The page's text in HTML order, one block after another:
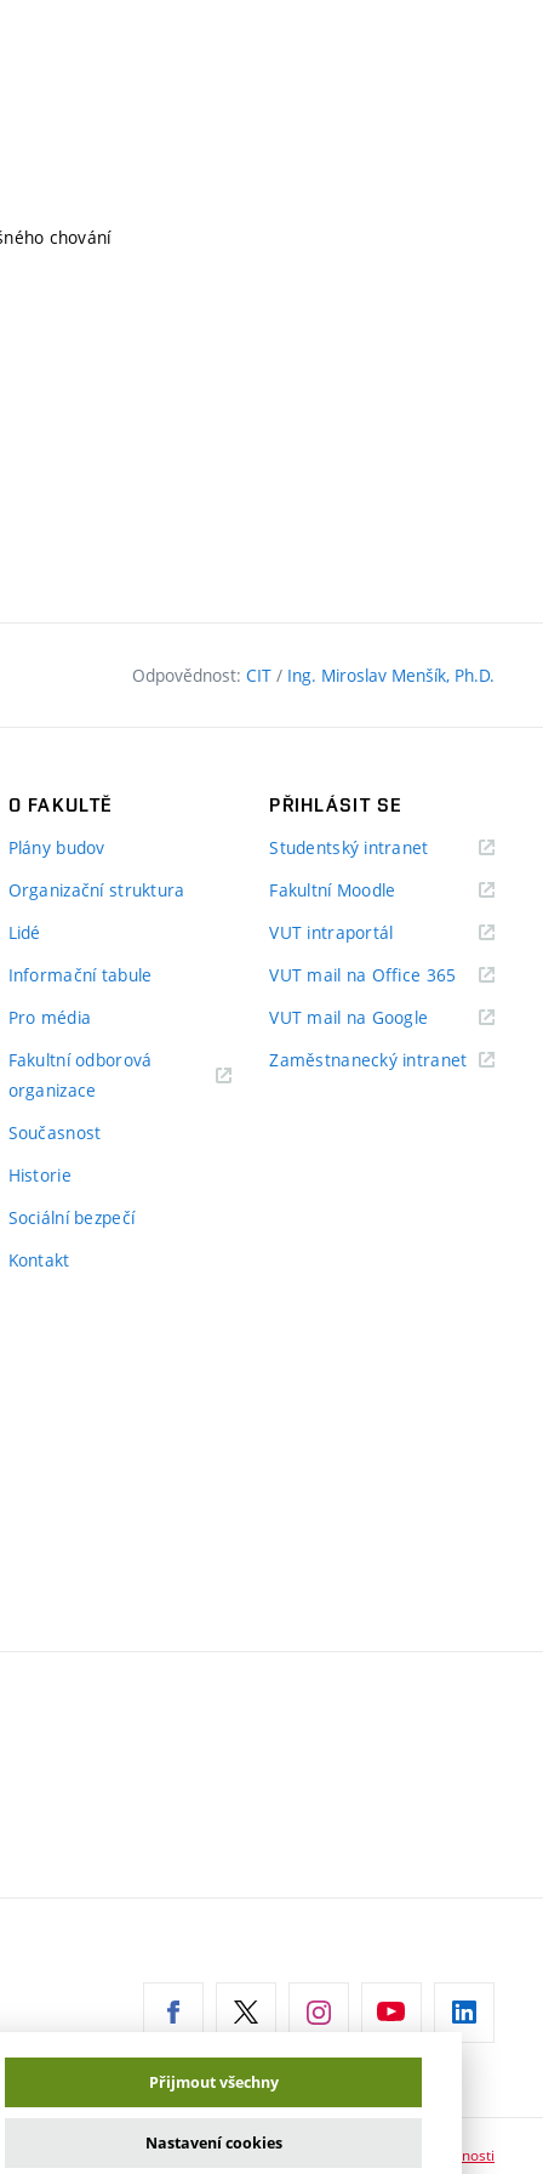
chování
Odpovědnost: CIT / Ing. Miroslav Menšík, Ph.D.
O FAKULTĚ
Plány budov
Organizační struktura
Lidé
Informační tabule
Pro média
Fakultní odborová
organizace
Současnost
Historie
Sociální bezpečí
Kontakt
PŘIHLÁSIT SE
Studentský intranet(externí
Fakultní Moodle
VUT intraportál(externí
VUT mail na Office 365 (externí
VUT mail na Google (externí
Zaměstnanecký intranet(externí
Prohlášení o přístupnosti
Přijmout všechny
Nastavení cookies